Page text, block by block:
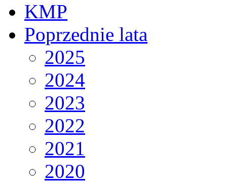
KMP
Poprzednie lata
2025
2024
2023
2022
2021
2020